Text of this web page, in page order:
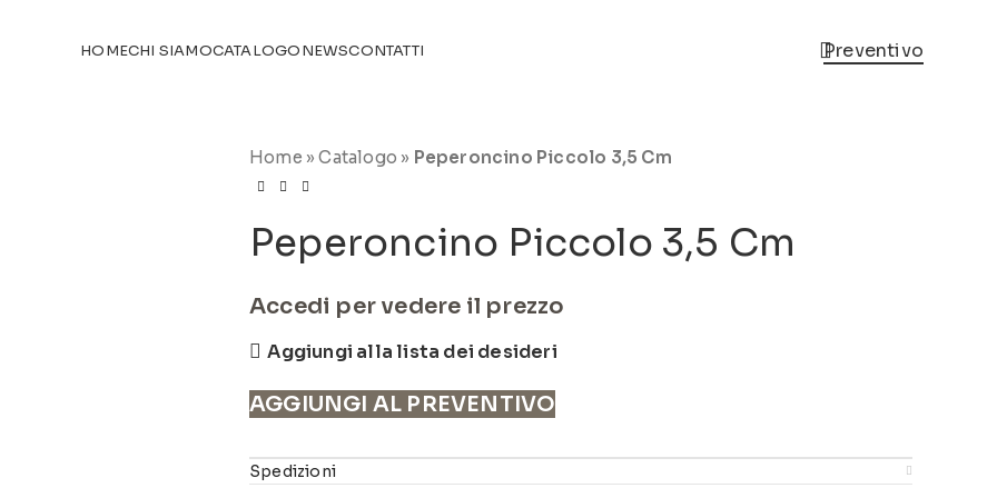
HOMECHI SIAMOCATALOGONEWSCONTATTI Preventivo
Home »Catalogo » Peperoncino Piccolo 3,5 Cm
Peperoncino Piccolo 3,5 Cm
Accedi per vedere il prezzo
Aggiungi alla lista dei desideri
AGGIUNGI AL PREVENTIVO
Spedizioni